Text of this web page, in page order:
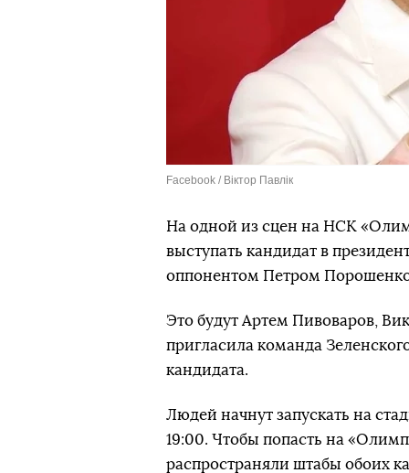
Facebook / Віктор Павлік
На одной из сцен на НСК
выступать кандидат в
оппонентом Петром
Это будут Артем Пивоваров,
пригласила команда
кандидата.
Людей начнут запускать на
19:00. Чтобы попасть на
распространяли штабы обоих